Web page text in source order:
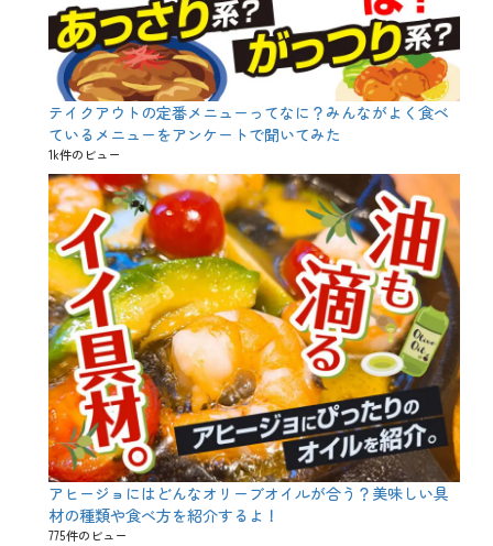
テイクアウトの定番メニューってなに？みんながよく食べ
ているメニューをアンケートで聞いてみた
1k件のビュー
アヒージョにはどんなオリーブオイルが合う？美味しい具
材の種類や食べ方を紹介するよ！
775件のビュー